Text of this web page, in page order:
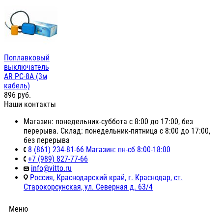
Поплавковый
выключатель
AR PC-8A (3м
кабель)
896 руб.
Наши контакты
Магазин: понедельник-суббота с 8:00 до 17:00, без
перерыва. Склад: понедельник-пятница с 8:00 до 17:00,
без перерыва
8 (861) 234-81-66 Магазин: пн-сб 8:00-18:00
+7 (989) 827-77-66
info@vitto.ru
Россия, Краснодарский край, г. Краснодар, ст.
Старокорсунская, ул. Северная д. 63/4
Меню